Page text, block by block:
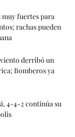
fuertes para
rachas pueden
derribó un
Bomberos ya
4-4-2 continúa su